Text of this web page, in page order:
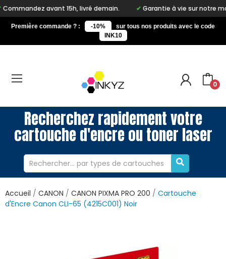
15h, livré demain. Garantie à vie sur notre marque Inkyz
Première commande ? : -10%
sur tous nos produits avec le code
INK10
0
Recherchez rapidement votre
cartouche d'encre ou toner laser
Accueil CANON CANON PIXMA PRO 200
Cartouche
d'Encre Canon CLI-65 (4215C001) Noir